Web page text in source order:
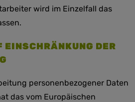
wird im Einzelfall das
DER
personenbezogener Daten
das vom Europäischen